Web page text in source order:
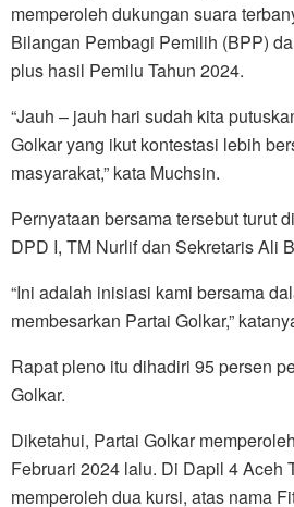
memperoleh dukungan suara
Bilangan Pembagi Pemilih (BPP)
plus hasil Pemilu Tahun 2024.
“Jauh – jauh hari sudah kita
Golkar yang ikut kontestasi lebih
masyarakat,” kata Muchsin.
Pernyataan bersama tersebut turut
DPD I, TM Nurlif dan Sekretaris Ali
“Ini adalah inisiasi kami bersama
membesarkan Partai Golkar,”
Rapat pleno itu dihadiri 95 persen
Golkar.
Diketahui, Partai Golkar
Februari 2024 lalu. Di Dapil 4 Aceh
memperoleh dua kursi, atas nama